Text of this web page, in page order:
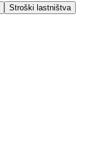
Stroški lastništva